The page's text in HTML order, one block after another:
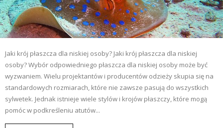
Jaki krój płaszcza dla niskiej osoby? Jaki krój płaszcza dla niskiej
osoby? Wybór odpowiedniego płaszcza dla niskiej osoby może być
wyzwaniem. Wielu projektantów i producentów odzieży skupia się na
standardowych rozmiarach, które nie zawsze pasują do wszystkich
sylwetek. Jednak istnieje wiele stylów i krojów płaszczy, które mogą
pomóc w podkreśleniu atutów...